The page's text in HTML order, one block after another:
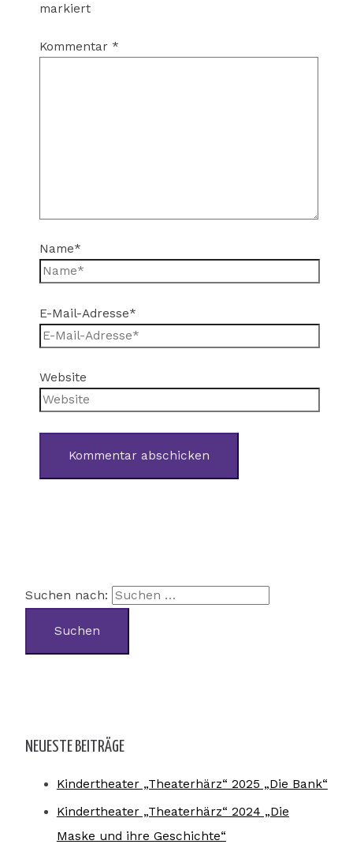
markiert
Kommentar *
Name*
E-Mail-Adresse*
Website
Suchen nach:
NEUESTE BEITRÄGE
Kindertheater „Theaterhärz“ 2025 „Die Bank“
Kindertheater „Theaterhärz“ 2024 „Die
Maske und ihre Geschichte“